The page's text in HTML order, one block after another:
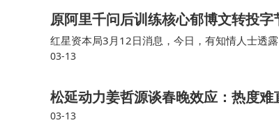
原阿里千问后训练核心郁博文转投
红星资本局3月12日消息，今日，有知情人士透
动，担任Seed团队视觉模型与多模态交互团队
03-13
松延动力姜哲源谈春晚效应：热度
03-13